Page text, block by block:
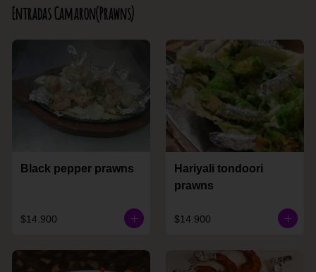
Entradas Camaron(Prawns)
Black pepper prawns
$14.900
Hariyali tondoori
prawns
$14.900